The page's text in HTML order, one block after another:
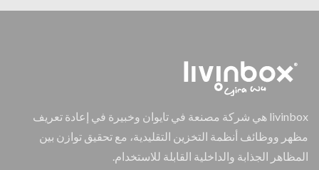
livinbox هي شركة مصنعة في تايوان وخبيرة في إعادة تعريف
مظهر ووظائف أنظمة التخزين التقليدية، مع تحقيق توازن بين
المظاهر الجذابة والداخلية القابلة للاستخدام.